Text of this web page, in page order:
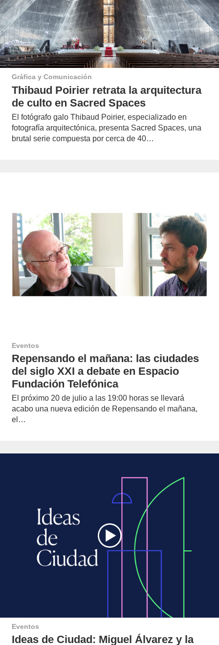
Gráfica y Comunicación
Thibaud Poirier retrata la arquitectura
de culto en Sacred Spaces
El fotógrafo galo Thibaud Poirier, especializado en
fotografía arquitectónica, presenta Sacred Spaces, una
brutal serie compuesta por cerca de 40…
Eventos
Repensando el mañana: las ciudades
del siglo XXI a debate en Espacio
Fundación Telefónica
El próximo 20 de julio a las 19:00 horas se llevará
acabo una nueva edición de Repensando el mañana,
el…
Eventos
Ideas de Ciudad: Miguel Álvarez y la